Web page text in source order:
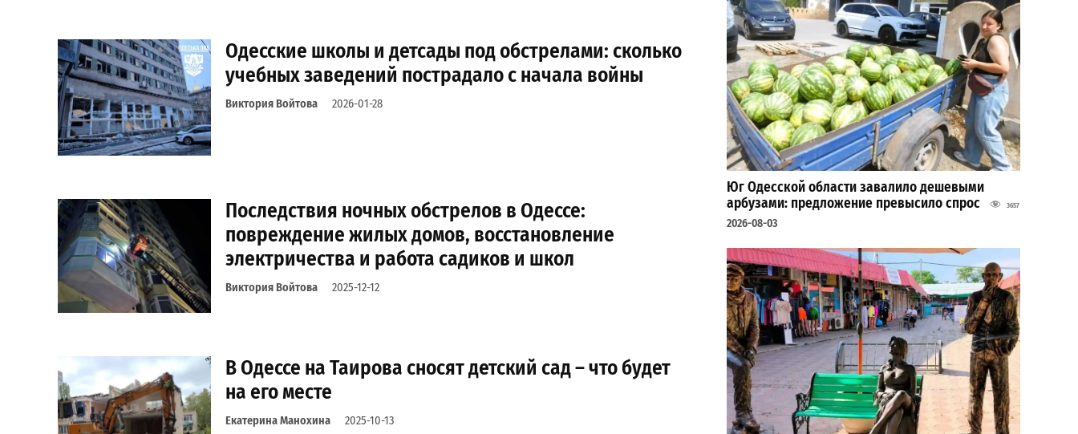
Одесские школы и детсады под обстрелами: сколько
учебных заведений пострадало с начала войны
Виктория Войтова 2026-01-28
Последствия ночных обстрелов в Одессе:
повреждение жилых домов, восстановление
электричества и работа садиков и школ
Виктория Войтова 2025-12-12
В Одессе на Таирова сносят детский сад – что будет
на его месте
Екатерина Манохина 2025-10-13
Юг Одесской области завалило дешевыми
арбузами: предложение превысило спрос
3657
2026-08-03